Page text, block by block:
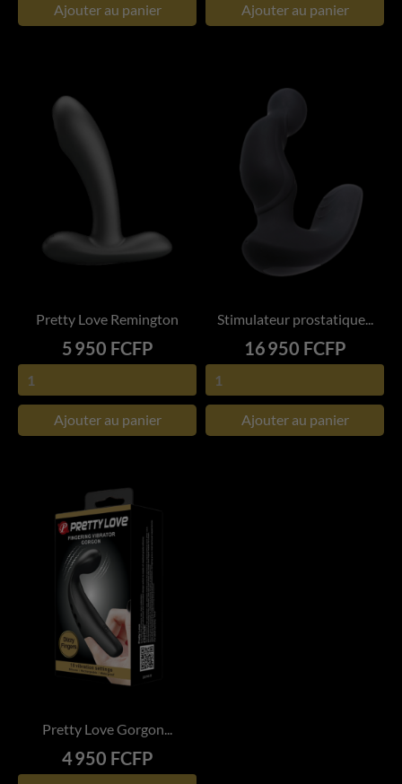
Ajouter au panier Ajouter au panier
Pretty Love Remington
Prix
5 950 FCFP
Ajouter au panier
Stimulateur prostatique...
Prix
16 950 FCFP
Ajouter au panier
Pretty Love Gorgon...
Prix
4 950 FCFP